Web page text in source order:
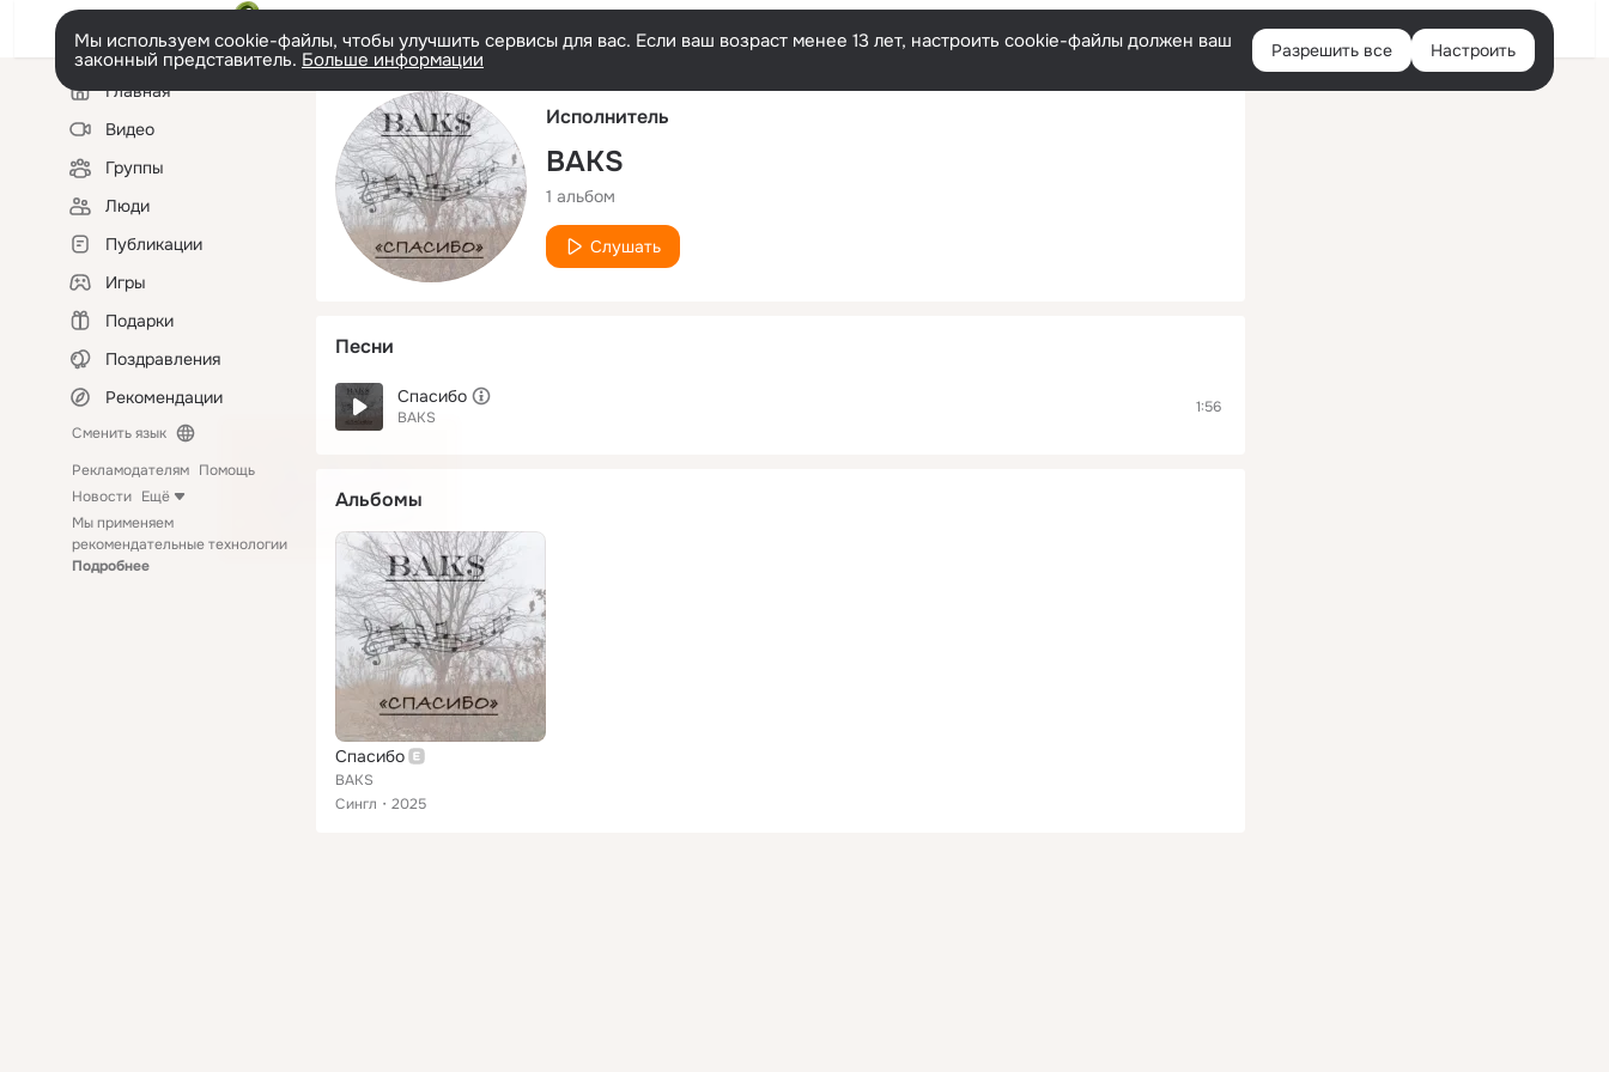
Русский Войти
Мы используем cookie-файлы, чтобы улучшить сервисы для вас. Если ваш возраст менее 13 лет, настроить cookie-файлы должен ваш
законный представитель. Больше информации Разрешить все Настроить
Левая
колонкаГлавная
Видео
Группы
Люди
Публикации
Игры
Подарки
Поздравления
Рекомендации
Сменить язык
Рекламодателям Помощь
Новости Ещё
Мы применяем
рекомендательные технологии
Подробнее
Исполнитель
BAKS
1 альбом
Слушать
Песни
Спасибо
BAKS
1:56
Альбомы
Спасибо
BAKS
Сингл
2025